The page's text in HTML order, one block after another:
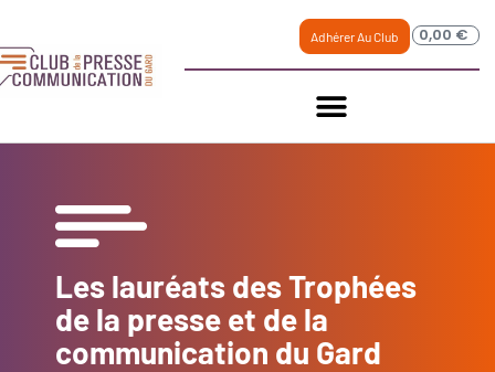
Adhérer Au Club 0,00 €
Les lauréats des Trophées
de la presse et de la
communication du Gard